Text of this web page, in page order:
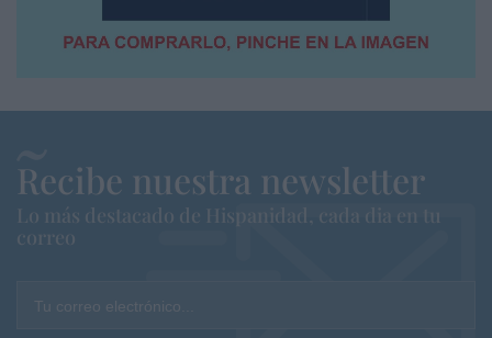
Recibe nuestra newsletter
Lo más destacado de Hispanidad, cada dia en tu
correo
Tu correo electrónico...